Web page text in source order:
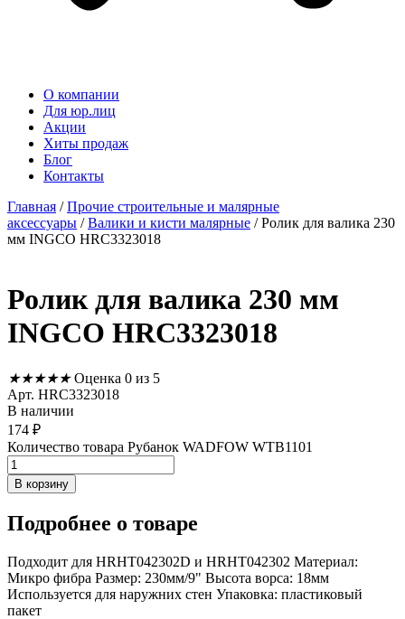
О компании
Для юр.лиц
Акции
Хиты продаж
Блог
Контакты
Главная /Прочие строительные и малярные
аксессуары /Валики и кисти малярные / Ролик для валика 230
мм INGCO HRC3323018
Ролик для валика 230 мм
INGCO HRC3323018
★★★★★ Оценка 0 из 5
Арт. HRC3323018
В наличии
174 ₽
Количество товара Рубанок WADFOW WTB1101
В корзину
Подробнее о товаре
Подходит для HRHT042302D и HRHT042302 Материал:
Микро фибра Размер: 230мм/9" Высота ворса: 18мм
Используется для наружних стен Упаковка: пластиковый
пакет